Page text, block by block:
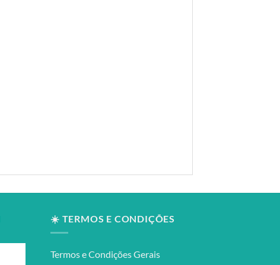
☀️ TERMOS E CONDIÇÕES
Termos e Condições Gerais